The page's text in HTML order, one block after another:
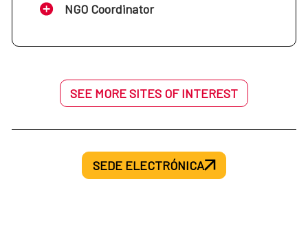
NGO Coordinator
SEE MORE SITES OF INTEREST
SEDE ELECTRÓNICA